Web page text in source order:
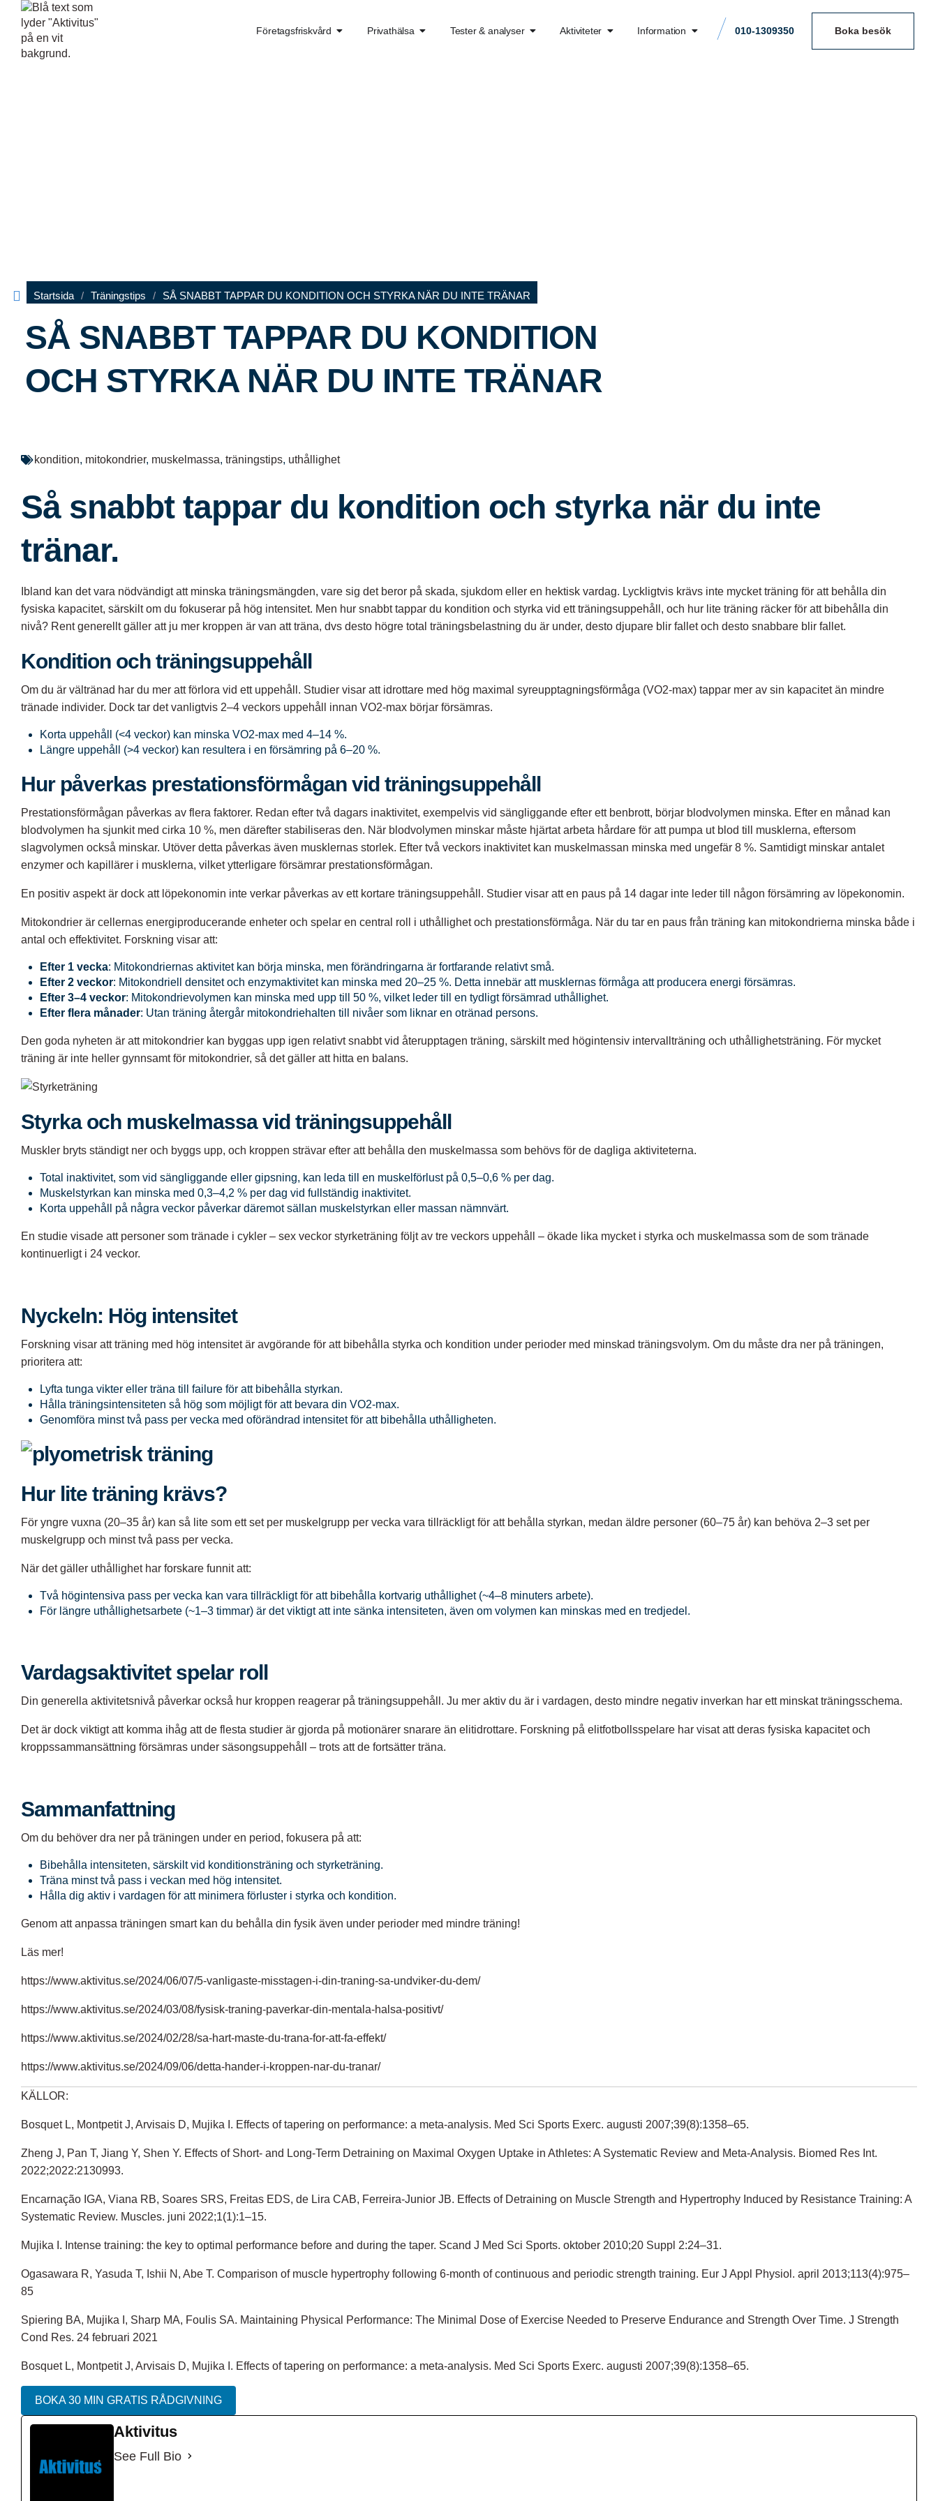
Företagsfriskvård Privathälsa Tester & analyser Aktiviteter Information 010-1309350 Boka besök
Startsida / Träningstips / SÅ SNABBT TAPPAR DU KONDITION OCH STYRKA NÄR DU INTE TRÄNAR
SÅ SNABBT TAPPAR DU KONDITION
OCH STYRKA NÄR DU INTE TRÄNAR
kondition, mitokondrier, muskelmassa, träningstips, uthållighet
Så snabbt tappar du kondition och styrka när du inte
tränar.
Ibland kan det vara nödvändigt att minska träningsmängden, vare sig det beror på skada, sjukdom eller en hektisk vardag. Lyckligtvis krävs inte mycket träning för att behålla din
fysiska kapacitet, särskilt om du fokuserar på hög intensitet. Men hur snabbt tappar du kondition och styrka vid ett träningsuppehåll, och hur lite träning räcker för att bibehålla din
nivå? Rent generellt gäller att ju mer kroppen är van att träna, dvs desto högre total träningsbelastning du är under, desto djupare blir fallet och desto snabbare blir fallet.
Kondition och träningsuppehåll
Om du är vältränad har du mer att förlora vid ett uppehåll. Studier visar att idrottare med hög maximal syreupptagningsförmåga (VO2-max) tappar mer av sin kapacitet än mindre
tränade individer. Dock tar det vanligtvis 2–4 veckors uppehåll innan VO2-max börjar försämras.
Korta uppehåll (<4 veckor) kan minska VO2-max med 4–14 %.
Längre uppehåll (>4 veckor) kan resultera i en försämring på 6–20 %.
Hur påverkas prestationsförmågan vid träningsuppehåll
Prestationsförmågan påverkas av flera faktorer. Redan efter två dagars inaktivitet, exempelvis vid sängliggande efter ett benbrott, börjar blodvolymen minska. Efter en månad kan
blodvolymen ha sjunkit med cirka 10 %, men därefter stabiliseras den. När blodvolymen minskar måste hjärtat arbeta hårdare för att pumpa ut blod till musklerna, eftersom
slagvolymen också minskar. Utöver detta påverkas även musklernas storlek. Efter två veckors inaktivitet kan muskelmassan minska med ungefär 8 %. Samtidigt minskar antalet
enzymer och kapillärer i musklerna, vilket ytterligare försämrar prestationsförmågan.
En positiv aspekt är dock att löpekonomin inte verkar påverkas av ett kortare träningsuppehåll. Studier visar att en paus på 14 dagar inte leder till någon försämring av löpekonomin.
Mitokondrier är cellernas energiproducerande enheter och spelar en central roll i uthållighet och prestationsförmåga. När du tar en paus från träning kan mitokondrierna minska både i
antal och effektivitet. Forskning visar att:
Efter 1 vecka: Mitokondriernas aktivitet kan börja minska, men förändringarna är fortfarande relativt små.
Efter 2 veckor: Mitokondriell densitet och enzymaktivitet kan minska med 20–25 %. Detta innebär att musklernas förmåga att producera energi försämras.
Efter 3–4 veckor: Mitokondrievolymen kan minska med upp till 50 %, vilket leder till en tydligt försämrad uthållighet.
Efter flera månader: Utan träning återgår mitokondriehalten till nivåer som liknar en otränad persons.
Den goda nyheten är att mitokondrier kan byggas upp igen relativt snabbt vid återupptagen träning, särskilt med högintensiv intervallträning och uthållighetsträning. För mycket
träning är inte heller gynnsamt för mitokondrier, så det gäller att hitta en balans.
Styrka och muskelmassa vid träningsuppehåll
Muskler bryts ständigt ner och byggs upp, och kroppen strävar efter att behålla den muskelmassa som behövs för de dagliga aktiviteterna.
Total inaktivitet, som vid sängliggande eller gipsning, kan leda till en muskelförlust på 0,5–0,6 % per dag.
Muskelstyrkan kan minska med 0,3–4,2 % per dag vid fullständig inaktivitet.
Korta uppehåll på några veckor påverkar däremot sällan muskelstyrkan eller massan nämnvärt.
En studie visade att personer som tränade i cykler – sex veckor styrketräning följt av tre veckors uppehåll – ökade lika mycket i styrka och muskelmassa som de som tränade
kontinuerligt i 24 veckor.
Nyckeln: Hög intensitet
Forskning visar att träning med hög intensitet är avgörande för att bibehålla styrka och kondition under perioder med minskad träningsvolym. Om du måste dra ner på träningen,
prioritera att:
Lyfta tunga vikter eller träna till failure för att bibehålla styrkan.
Hålla träningsintensiteten så hög som möjligt för att bevara din VO2-max.
Genomföra minst två pass per vecka med oförändrad intensitet för att bibehålla uthålligheten.
Hur lite träning krävs?
För yngre vuxna (20–35 år) kan så lite som ett set per muskelgrupp per vecka vara tillräckligt för att behålla styrkan, medan äldre personer (60–75 år) kan behöva 2–3 set per
muskelgrupp och minst två pass per vecka.
När det gäller uthållighet har forskare funnit att:
Två högintensiva pass per vecka kan vara tillräckligt för att bibehålla kortvarig uthållighet (~4–8 minuters arbete).
För längre uthållighetsarbete (~1–3 timmar) är det viktigt att inte sänka intensiteten, även om volymen kan minskas med en tredjedel.
Vardagsaktivitet spelar roll
Din generella aktivitetsnivå påverkar också hur kroppen reagerar på träningsuppehåll. Ju mer aktiv du är i vardagen, desto mindre negativ inverkan har ett minskat träningsschema.
Det är dock viktigt att komma ihåg att de flesta studier är gjorda på motionärer snarare än elitidrottare. Forskning på elitfotbollsspelare har visat att deras fysiska kapacitet och
kroppssammansättning försämras under säsongsuppehåll – trots att de fortsätter träna.
Sammanfattning
Om du behöver dra ner på träningen under en period, fokusera på att:
Bibehålla intensiteten, särskilt vid konditionsträning och styrketräning.
Träna minst två pass i veckan med hög intensitet.
Hålla dig aktiv i vardagen för att minimera förluster i styrka och kondition.
Genom att anpassa träningen smart kan du behålla din fysik även under perioder med mindre träning!
Läs mer!
https://www.aktivitus.se/2024/06/07/5-vanligaste-misstagen-i-din-traning-sa-undviker-du-dem/
https://www.aktivitus.se/2024/03/08/fysisk-traning-paverkar-din-mentala-halsa-positivt/
https://www.aktivitus.se/2024/02/28/sa-hart-maste-du-trana-for-att-fa-effekt/
https://www.aktivitus.se/2024/09/06/detta-hander-i-kroppen-nar-du-tranar/
KÄLLOR:
Bosquet L, Montpetit J, Arvisais D, Mujika I. Effects of tapering on performance: a meta-analysis. Med Sci Sports Exerc. augusti 2007;39(8):1358–65.
Zheng J, Pan T, Jiang Y, Shen Y. Effects of Short- and Long-Term Detraining on Maximal Oxygen Uptake in Athletes: A Systematic Review and Meta-Analysis. Biomed Res Int.
2022;2022:2130993.
Encarnação IGA, Viana RB, Soares SRS, Freitas EDS, de Lira CAB, Ferreira-Junior JB. Effects of Detraining on Muscle Strength and Hypertrophy Induced by Resistance Training: A
Systematic Review. Muscles. juni 2022;1(1):1–15.
Mujika I. Intense training: the key to optimal performance before and during the taper. Scand J Med Sci Sports. oktober 2010;20 Suppl 2:24–31.
Ogasawara R, Yasuda T, Ishii N, Abe T. Comparison of muscle hypertrophy following 6-month of continuous and periodic strength training. Eur J Appl Physiol. april 2013;113(4):975–
85
Spiering BA, Mujika I, Sharp MA, Foulis SA. Maintaining Physical Performance: The Minimal Dose of Exercise Needed to Preserve Endurance and Strength Over Time. J Strength
Cond Res. 24 februari 2021
Bosquet L, Montpetit J, Arvisais D, Mujika I. Effects of tapering on performance: a meta-analysis. Med Sci Sports Exerc. augusti 2007;39(8):1358–65.
BOKA 30 MIN GRATIS RÅDGIVNING
Aktivitus
See Full Bio